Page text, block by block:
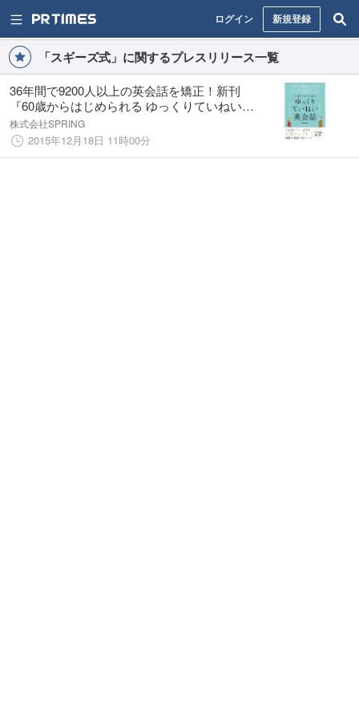
ログイン 新規登録
「スギーズ式」に関するプレスリリース一覧
36年間で9200人以上の英会話を矯正！新刊
『60歳からはじめられる ゆっくりていねい英
会話』2015.12.18発売
株式会社SPRING
2015年12月18日 11時00分